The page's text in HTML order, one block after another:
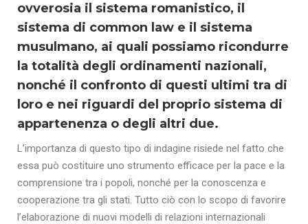
ovverosia il sistema romanistico, il
sistema di common law e il sistema
musulmano, ai quali possiamo ricondurre
la totalità degli ordinamenti nazionali,
nonché il confronto di questi ultimi tra di
loro e nei riguardi del proprio sistema di
appartenenza o degli altri due.
L’importanza di questo tipo di indagine risiede nel fatto che
essa può costituire uno strumento efficace per la pace e la
comprensione tra i popoli, nonché per la conoscenza e
cooperazione tra gli stati. Tutto ciò con lo scopo di favorire
l’elaborazione di nuovi modelli di relazioni internazionali